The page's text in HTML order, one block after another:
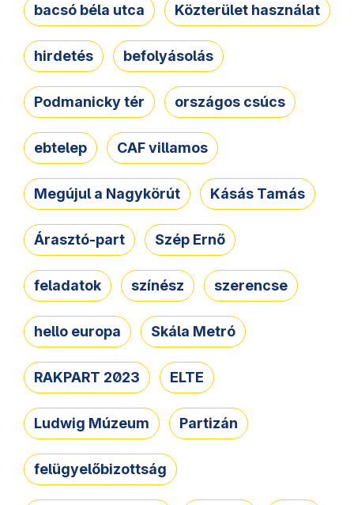
bacsó béla utca Közterület használat
hirdetés befolyásolás
Podmanicky tér országos csúcs
ebtelep CAF villamos
Megújul a Nagykörút Kásás Tamás
Árasztó-part Szép Ernő
feladatok színész szerencse
hello europa Skála Metró
RAKPART 2023 ELTE
Ludwig Múzeum Partizán
felügyelőbizottság